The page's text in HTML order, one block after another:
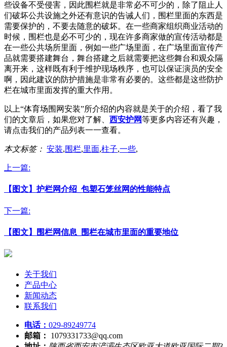
些设备不受侵害，因此围栏就是非常必不可少的，除了阻止人
们破坏公共设施之外还有意识的告诫人们，围栏里面的东西是
需要保护的，不要去随意的破坏。在一些商家组织商业活动的
时候，围栏也是必不可少的，现在许多商家做的宣传活动都是
在一些公共场所里面，例如一些广场里面，在广场里面宣传产
品就需要搭建舞台，舞台搭建之后就需要把这些舞台和观众隔
离开来，这样既有利于维护现场秩序，也可以保证演员的安全
啊，因此建议的防护措施是非常有必要的。这些都是这些防护
栏在城市里面发挥的重大作用。
以上“体育场围网安装”所介绍的内容就是关于的介绍，看了我
们的文章后，如果您对了解、 西安护网等更多内容还有兴趣，
请点击我们的产品列表一一查看。
本文标签： 安装,围栏,里面,柱子,一些,
上一篇:
【图文】护栏网介绍_包塑石笼丝网的性能特点
下一篇:
【图文】围栏网信息_围栏在城市里面的重要地位
关于我们
产品中心
新闻动态
联系我们
电话： 029-89249774
邮箱：
1079331733@qq.com